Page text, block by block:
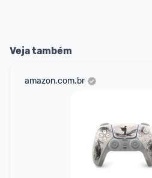
Veja também
amazon.com.br